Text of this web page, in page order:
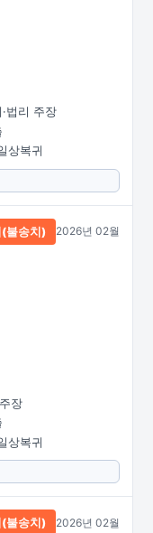
법리 주장
상복귀
(불송치) 2026년 02월
장
상복귀
(불송치) 2026년 02월